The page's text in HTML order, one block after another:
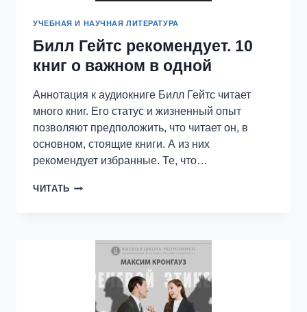
УЧЕБНАЯ И НАУЧНАЯ ЛИТЕРАТУРА
Билл Гейтс рекомендует. 10
книг о важном в одной
Аннотация к аудиокниге Билл Гейтс читает
много книг. Его статус и жизненный опыт
позволяют предположить, что читает он, в
основном, стоящие книги. А из них
рекомендует избранные. Те, что…
ЧИТАТЬ БИЛЛ
ОДНОЙ